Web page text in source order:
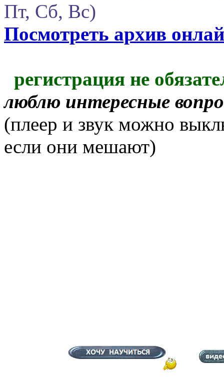
Пт, Сб, Вс)
Посмотреть архив
регистрация не
люблю интересные
(плеер и звук можно
если они мешают)